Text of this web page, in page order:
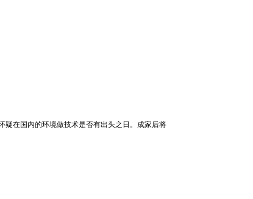
疑在国内的环境做技术是否有出头之日。成家后将